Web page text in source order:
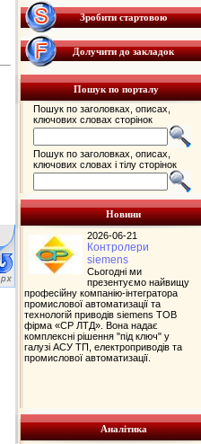
Зробити стартовою
Долучити до закладок
Пошук по порталу
Пошук по заголовках, описах,
ключових словах сторінок
Пошук по заголовках, описах,
ключових словах і тілу сторінок
Новини
2026-06-21
Контролери
siemens
Сьогодні ми
презентуємо найвищу
професійну компанію-інтегратора
промислової автоматизації та
технологій приводів siemens ТОВ
фірма «СР ЛТД». Вона надає
комплексні рішення "під ключ" у
галузі АСУ ТП, електроприводів та
промислової автоматизації.
Аналітика